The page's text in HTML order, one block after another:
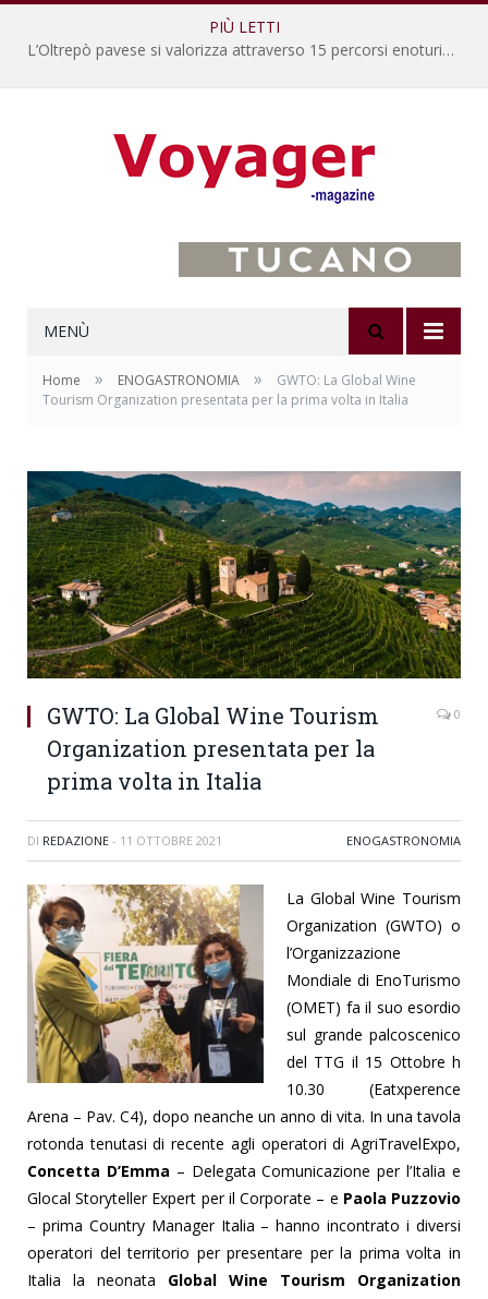
PIÙ LETTI
L’Oltrepò pavese si valorizza attraverso 15 percorsi enoturistici
MENÙ
Home » ENOGASTRONOMIA »
GWTO: La Global Wine
Tourism Organization presentata per la prima volta in Italia
GWTO: La Global Wine Tourism
Organization presentata per la
prima volta in Italia
0
DI REDAZIONE - 11 OTTOBRE 2021 ENOGASTRONOMIA
La Global Wine Tourism
Organization (GWTO) o
l’Organizzazione
Mondiale di EnoTurismo
(OMET) fa il suo esordio
sul grande palcoscenico
del TTG il 15 Ottobre h
10.30 (Eatxperence
Arena – Pav. C4), dopo neanche un anno di vita. In una tavola
rotonda tenutasi di recente agli operatori di AgriTravelExpo,
Concetta D’Emma – Delegata Comunicazione per l’Italia e
Glocal Storyteller Expert per il Corporate – e Paola Puzzovio
– prima Country Manager Italia – hanno incontrato i diversi
operatori del territorio per presentare per la prima volta in
Italia la neonata Global Wine Tourism Organization